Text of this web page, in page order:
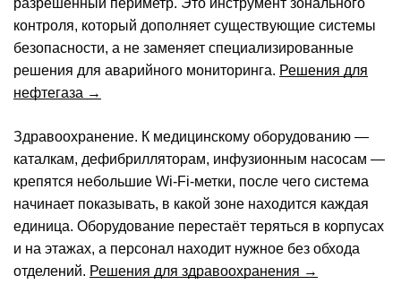
разрешённый периметр. Это инструмент зонального
контроля, который дополняет существующие системы
безопасности, а не заменяет специализированные
решения для аварийного мониторинга. Решения для
нефтегаза →
Здравоохранение. К медицинскому оборудованию —
каталкам, дефибрилляторам, инфузионным насосам —
крепятся небольшие Wi-Fi-метки, после чего система
начинает показывать, в какой зоне находится каждая
единица. Оборудование перестаёт теряться в корпусах
и на этажах, а персонал находит нужное без обхода
отделений. Решения для здравоохранения →